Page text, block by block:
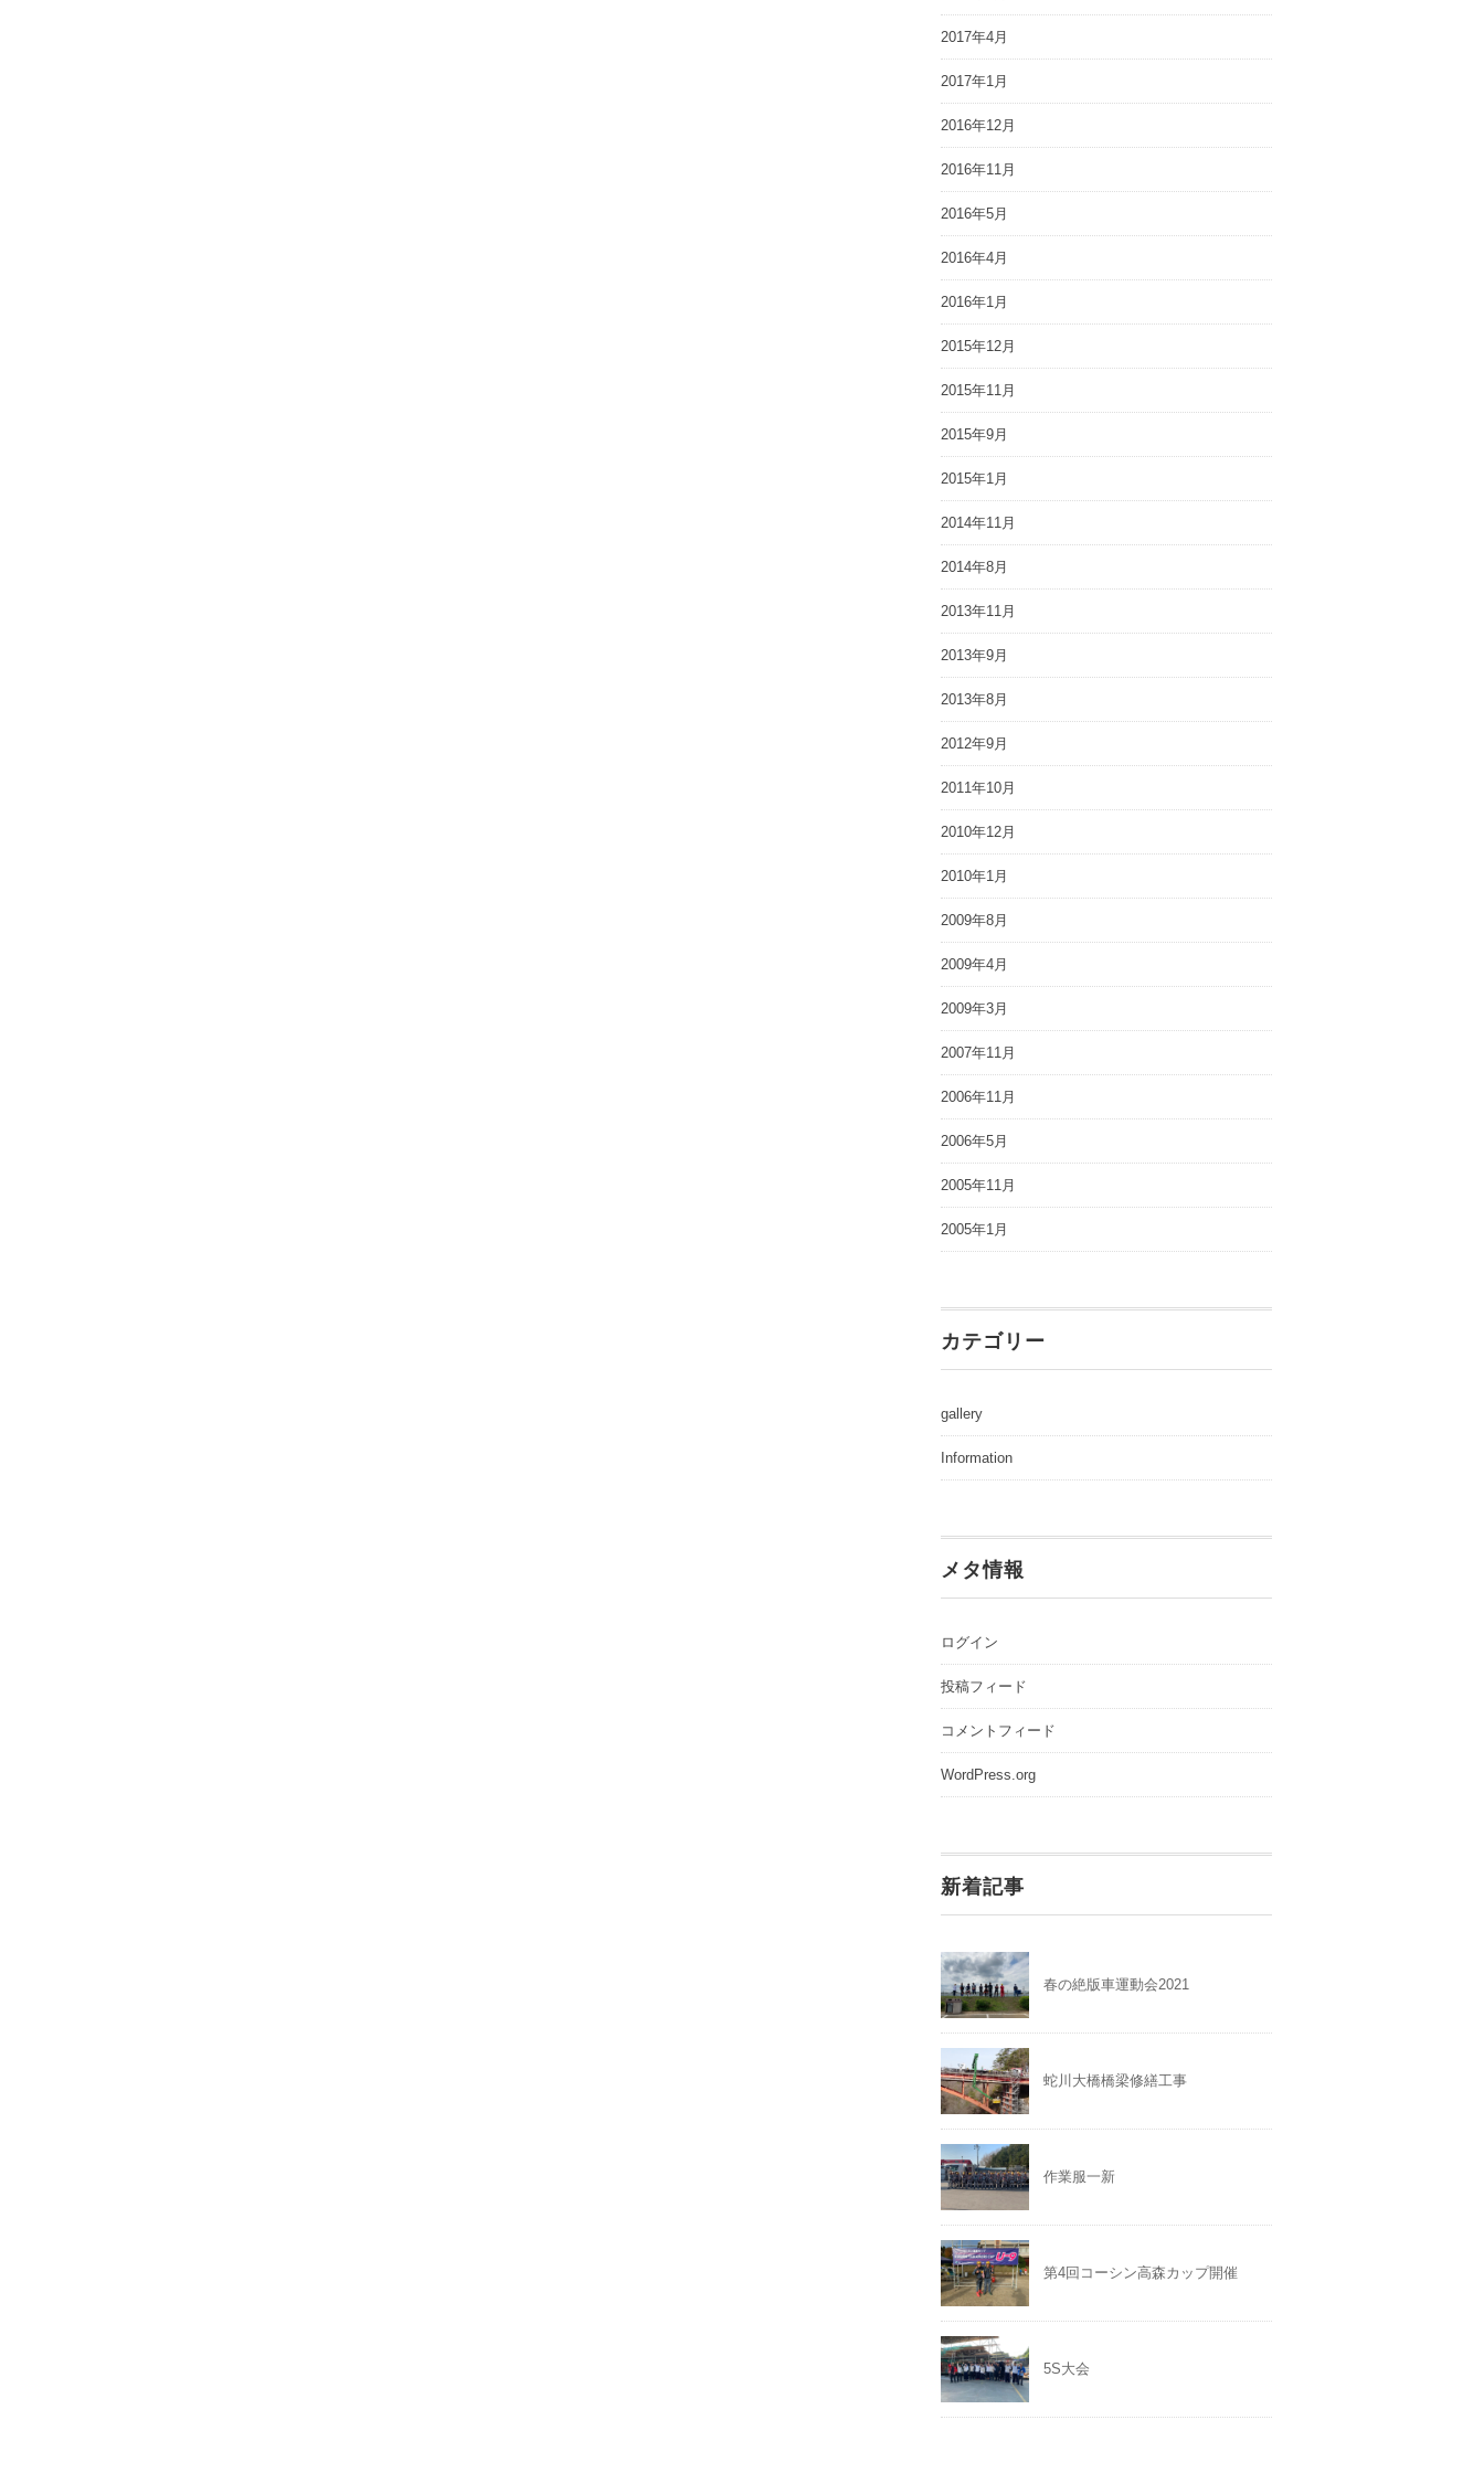
2017年4月
2017年1月
2016年12月
2016年11月
2016年5月
2016年4月
2016年1月
2015年12月
2015年11月
2015年9月
2015年1月
2014年11月
2014年8月
2013年11月
2013年9月
2013年8月
2012年9月
2011年10月
2010年12月
2010年1月
2009年8月
2009年4月
2009年3月
2007年11月
2006年11月
2006年5月
2005年11月
2005年1月
カテゴリー
gallery
Information
メタ情報
ログイン
投稿フィード
コメントフィード
WordPress.org
新着記事
春の絶版車運動会2021
蛇川大橋橋梁修繕工事
作業服一新
第4回コーシン高森カップ開催
5S大会